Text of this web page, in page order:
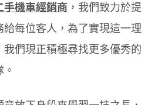
手機車經銷商 ，我們致力於提
每位客人，為了實現這一理
們現正積極尋找更多優秀的